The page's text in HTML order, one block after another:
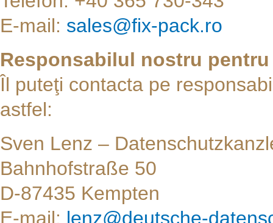
E-mail: sales@fix-pack.ro
Responsabilul nostru
Îl puteţi contacta pe
astfel:
Sven Lenz –
Bahnhofstraße 50
D-87435 Kempten
E-mail: lenz@deutsche-